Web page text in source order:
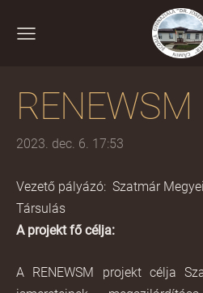
RENEWSM
2023. dec. 6. 17:53
Vezető pályázó: Szatmár
Társulás
A projekt fő célja:
A RENEWSM projekt célja